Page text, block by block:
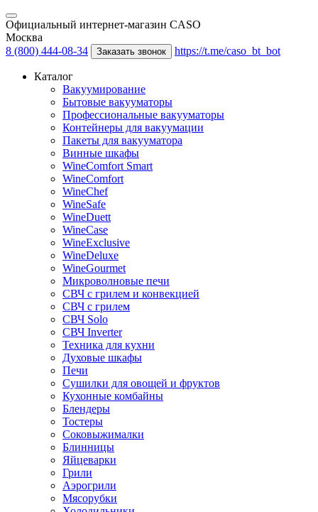
Официальный интернет-магазин CASO
Москва
8 (800) 444-08-34
Заказать звонок https://t.me/caso_bt_bot
Каталог
Вакуумирование
Бытовые вакууматоры
Профессиональные вакууматоры
Контейнеры для вакуумации
Пакеты для вакууматора
Винные шкафы
WineComfort Smart
WineComfort
WineChef
WineSafe
WineDuett
WineCase
WineExclusive
WineDeluxe
WineGourmet
Микроволновые печи
СВЧ с грилем и конвекцией
СВЧ с грилем
СВЧ Solo
СВЧ Inverter
Техника для кухни
Духовые шкафы
Печи
Сушилки для овощей и фруктов
Кухонные комбайны
Блендеры
Тостеры
Соковыжималки
Блинницы
Яйцеварки
Грили
Аэрогрили
Мясорубки